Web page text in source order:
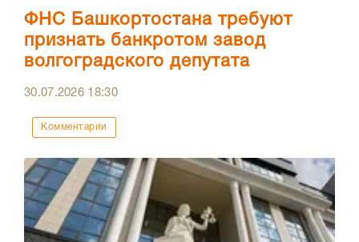
ФНС Башкортостана требуют
признать банкротом завод
волгоградского депутата
30.07.2026 18:30
Комментарии